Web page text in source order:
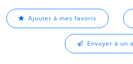
Ajouter à mes favoris
Envoyer à un